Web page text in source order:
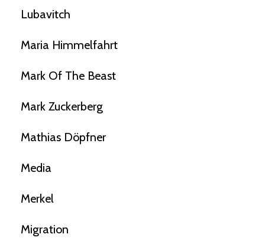
Lubavitch
Maria Himmelfahrt
Mark Of The Beast
Mark Zuckerberg
Mathias Döpfner
Media
Merkel
Migration